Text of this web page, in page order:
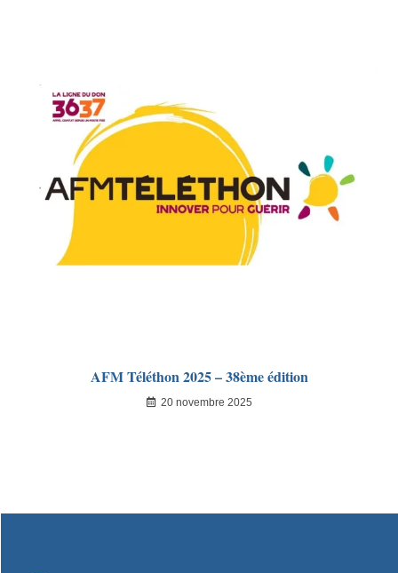
AFM Téléthon 2025 – 38ème édition
20 novembre 2025